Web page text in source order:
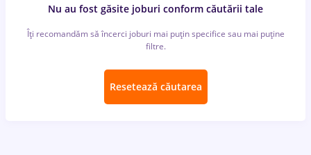
Nu au fost găsite joburi conform căutării tale
Îți recomandăm să încerci joburi mai puțin specifice sau mai puține
filtre.
Resetează căutarea